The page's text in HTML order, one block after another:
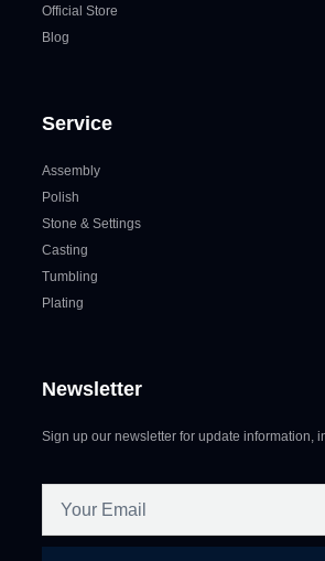
Official Store
Blog
Service
Assembly
Polish
Stone & Settings
Casting
Tumbling
Plating
Newsletter
Sign up our newsletter for update information,